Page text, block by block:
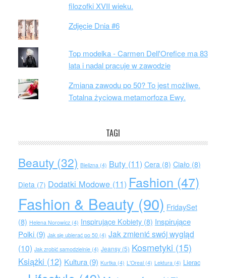
filozofki XVII wieku.
Zdjęcie Dnia #6
Top modelka - Carmen Dell'Orefice ma 83
lata i nadal pracuje w zawodzie
Zmiana zawodu po 50? To jest możliwe.
Totalna życiowa metamorfoza Ewy.
TAGI
Beauty(32) Bielizna(4) Buty(11) Cera(8) Ciało(8)
Dieta(7) Dodatki Modowe(11) Fashion (47)
Fashion & Beauty (90) FridaySet
(8) Helena Norowicz(4) Inspirujące Kobiety(8) Inspirujące
Polki(9) Jak się ubierać po 50(4) Jak zmienić swój wygląd
(10) Jak zrobić samodzielnie(4) Jeansy(5) Kosmetyki (15)
Książki (12) Kultura(9) Kurtka(4) L'Oreal(4) Lektura(4) Lierac